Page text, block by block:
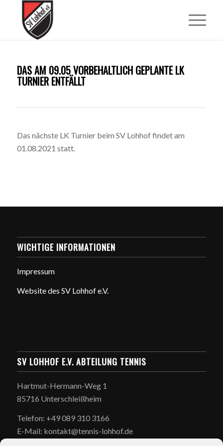
DAS AM 09.05 VORBEHALTLICH GEPLANTE LK
TURNIER ENTFÄLLT
Das nächste LK Turnier beim SV Lohhof findet am
01.08.2021 statt.
WICHTIGE INFORMATIONEN
Impressum
Website des SV Lohhof e.V.
SV LOHHOF E.V. ABTEILUNG TENNIS
Hartmut-Hermann-Weg 1
85716 Unterschleißheim
Telefon: +49 089 310 3166
E-Mail: kontakt@tennis-lohhof.de